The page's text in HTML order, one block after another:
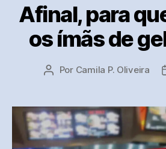
Afinal, para
os ímãs de
Autor
Por Camila P. Oliveira